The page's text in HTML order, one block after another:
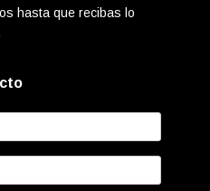
hasta que recibas lo